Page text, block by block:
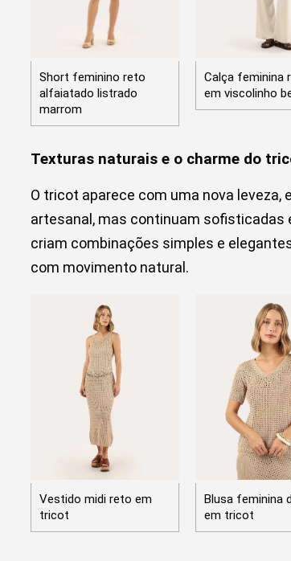
Short feminino reto
alfaiatado listrado
marrom
Calça feminina
em viscolinho
Texturas naturais e o charme do
O tricot aparece com uma nova
artesanal, mas continuam sofisticadas
criam combinações simples e
com movimento natural.
Vestido midi reto em
tricot
Blusa feminina
em tricot